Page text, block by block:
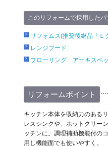
このリフォームで採用した
リフォムス(推奨後継品「Ｌ
レンジフード
フローリング アーキスペ
リフォームポイント
キッチン本体を収納力のある
レスシンクや、ホットクリー
ッチンに。調理補助機能付の
用し機能面でも使いやすく。